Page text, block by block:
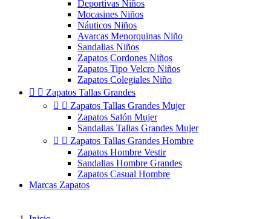
Deportivas Niños
Mocasines Niños
Náuticos Niños
Avarcas Menorquinas Niño
Sandalias Niños
Zapatos Cordones Niños
Zapatos Tipo Velcro Niños
Zapatos Colegiales Niño
  Zapatos Tallas Grandes
  Zapatos Tallas Grandes Mujer
Zapatos Salón Mujer
Sandalias Tallas Grandes Mujer
  Zapatos Tallas Grandes Hombre
Zapatos Hombre Vestir
Sandalias Hombre Grandes
Zapatos Casual Hombre
Marcas Zapatos